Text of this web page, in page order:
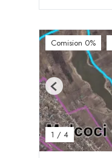
Comision 0%
1 / 4
Previous